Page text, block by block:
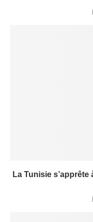
La Tunisie